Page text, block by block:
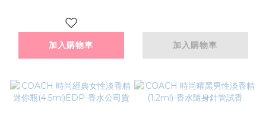
加入購物車 加入購物車